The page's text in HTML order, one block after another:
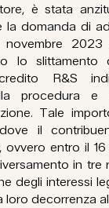
è stata
la domanda di
novembre
lo
credito R&S
procedura
Tale
il
ovvero entro il
in tre
degli interessi
loro decorrenza